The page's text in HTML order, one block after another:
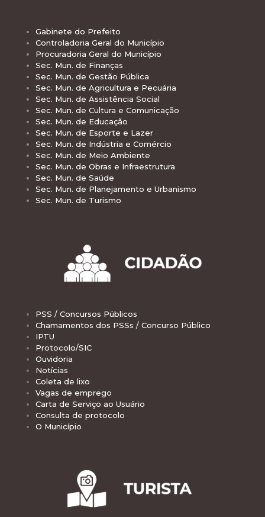
Gabinete do Prefeito
Controladoria Geral do Município
Procuradoria Geral do Município
Sec. Mun. de Finanças
Sec. Mun. de Gestão Pública
Sec. Mun. de Agricultura e Pecuária
Sec. Mun. de Assistência Social
Sec. Mun. de Cultura e Comunicação
Sec. Mun. de Educação
Sec. Mun. de Esporte e Lazer
Sec. Mun. de Indústria e Comércio
Sec. Mun. de Meio Ambiente
Sec. Mun. de Obras e Infraestrutura
Sec. Mun. de Saúde
Sec. Mun. de Planejamento e Urbanismo
Sec. Mun. de Turismo
PSS / Concursos Públicos
Chamamentos dos PSSs / Concurso Público
IPTU
Protocolo/SIC
Ouvidoria
Notícias
Coleta de lixo
Vagas de emprego
Carta de Serviço ao Usuário
Consulta de protocolo
O Município